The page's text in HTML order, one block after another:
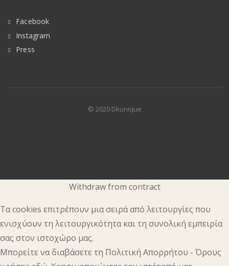
Facebook
Instagram
Press
© 2020 Dkunique
Withdraw from contract
Τα cookies επιτρέπουν μια σειρά από λειτουργίες που
ενισχύουν τη λειτουργικότητα και τη συνολική εμπειρία
σας στον ιστοχώρο μας.
Μπορείτε να διαβάσετε τη Πολιτική Απορρήτου - Όρους